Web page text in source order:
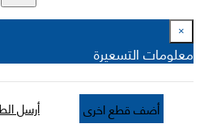
×
معلومات التسعيرة
أضف قطع اخرى أرسل